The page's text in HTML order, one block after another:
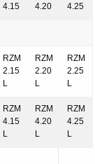
4.15
4.20
4.25
RZM
2.15
L
RZM
2.20
L
RZM
2.25
L
RZM
4.15
L
RZM
4.20
L
RZM
4.25
L